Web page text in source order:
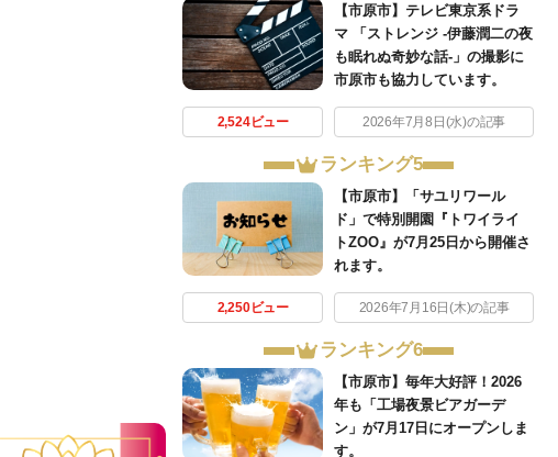
【市原市】テレビ東京系ドラ
マ 「ストレンジ -伊藤潤二の夜
も眠れぬ奇妙な話-」の撮影に
市原市も協力しています。
2,524ビュー 2026年7月8日(水)の記事
ランキング5
【市原市】「サユリワール
ド」で特別開園『トワイライ
トZOO』が7月25日から開催さ
れます。
2,250ビュー 2026年7月16日(木)の記事
ランキング6
【市原市】毎年大好評！2026
年も「工場夜景ビアガーデ
ン」が7月17日にオープンしま
す。